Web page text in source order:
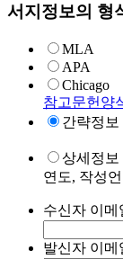
서지정보의 형
MLA
APA
Chicago
참고문헌양
간략정보
상세정보
연도, 작성
수신자 이메
발신자 이메